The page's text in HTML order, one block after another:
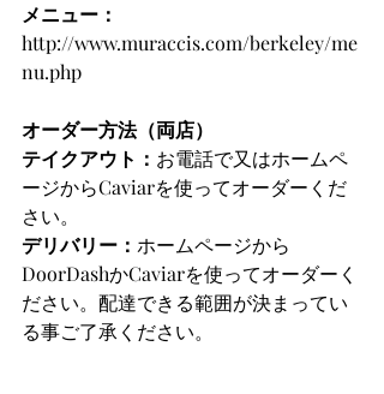
メニュー：
http://www.muraccis.com/berkeley/me
nu.php
オーダー方法（両店）
テイクアウト： お電話で又はホームペ
ージからCaviarを使ってオーダーくだ
さい。
デリバリー： ホームページから
DoorDashかCaviarを使ってオーダーく
ださい。配達できる範囲が決まってい
る事ご了承ください。